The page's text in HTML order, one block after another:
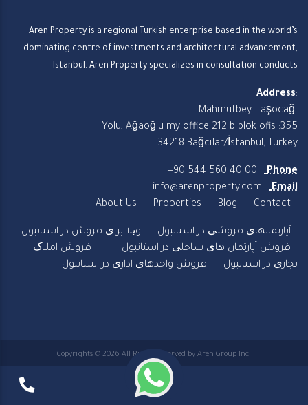
Aren Property is a regional Turkish enterprise based in the world’s
dominating centre of investments and architectural advancement,
Istanbul. Aren Property specializes in consultation conducts
Address:
Mahmutbey, Taşocağı
Yolu, Ağaoğlu my office 212 b blok ofis :355
34218 Bağcılar/İstanbul, Turkey
Phone
+90 544 560 40 00
Email
info@arenproperty.com
About Us
Properties Blog Contact
آپارتمانهای فروشی در استانبول
ویلا برای فروش در استانبول
فروش آپارتمان های ساحلی در استانبول
فروش املاک
تجاری در استانبول
فروش واحدهای اداری در استانبول
Copyrights © 2026 All Rights Reserved by Aren Group Inc.
Terms & Conditions